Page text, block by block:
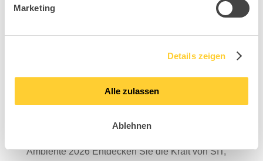
Marketing
Details zeigen
Alle zulassen
Ablehnen
Suchen
Nachhaltigkeitsbericht 2025 ist da!
TDR – Tag der Rückengesundheit 2026
Ambiente 2026 Entdecken Sie die Kraft von SIT,